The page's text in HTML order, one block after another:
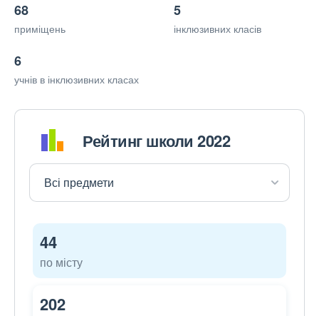
68
приміщень
5
інклюзивних класів
6
учнів в інклюзивних класах
Рейтинг школи 2022
44
по місту
202